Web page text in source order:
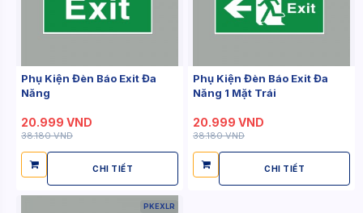
Phụ Kiện Đèn Báo Exit Đa
Năng
20.999 VND
38.180 VND
CHI TIẾT
Phụ Kiện Đèn Báo Exit Đa
Năng 1 Mặt Trái
20.999 VND
38.180 VND
CHI TIẾT
PKEXLR